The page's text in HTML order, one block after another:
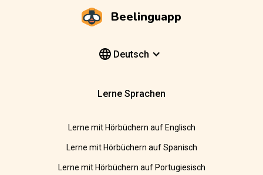
Beelinguapp
Deutsch
Lerne Sprachen
Lerne mit Hörbüchern auf Englisch
Lerne mit Hörbüchern auf Spanisch
Lerne mit Hörbüchern auf Portugiesisch